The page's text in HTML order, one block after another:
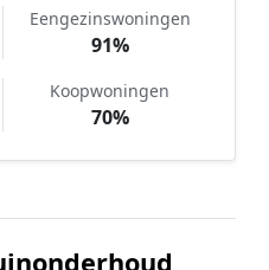
Eengezinswoningen
91%
Koopwoningen
70%